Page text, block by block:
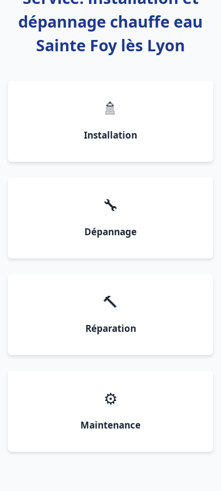
dépannage chauffe eau
Sainte Foy lès Lyon
🚿
Installation
🔧
Dépannage
🔨
Réparation
⚙️
Maintenance